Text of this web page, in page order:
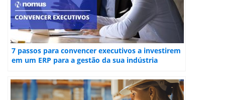
7 passos para convencer executivos a investirem
em um ERP para a gestão da sua indústria